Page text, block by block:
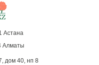
Астана
Алматы
дом 40, нп 8